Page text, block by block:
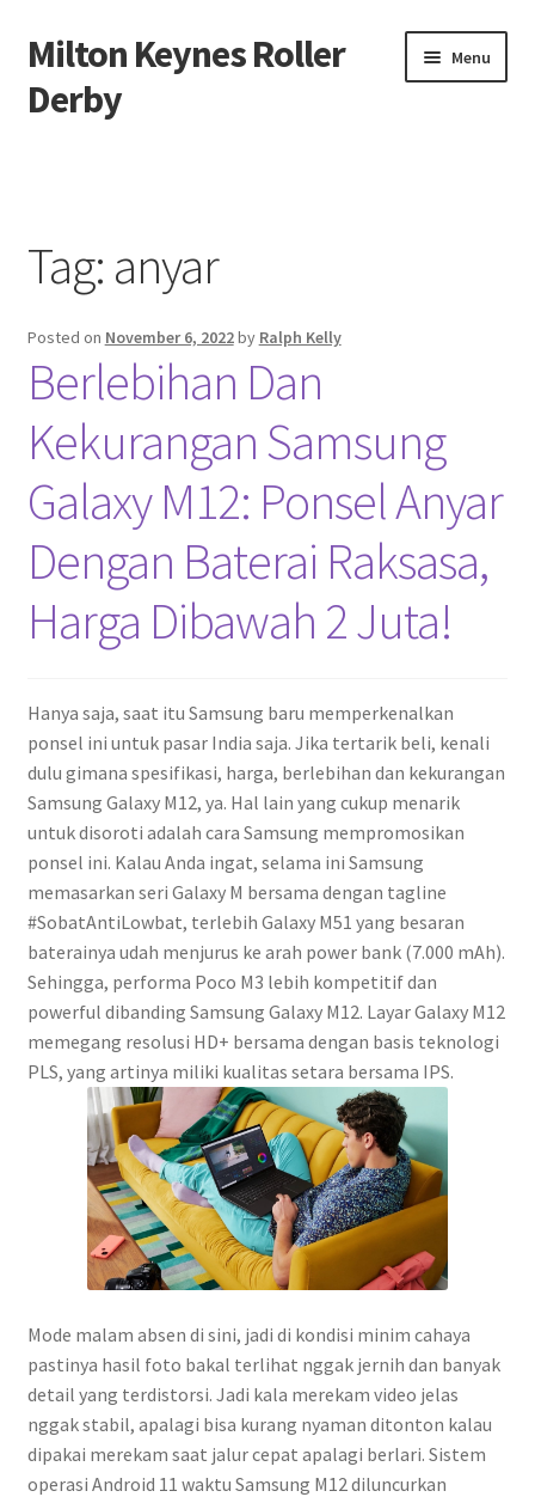
Skip
to
navigation
Skip
to
content
Milton Keynes Roller
Derby
Menu
Contact us
Privacy Policy
Tag: anyar
Posted on November 6, 2022by Ralph Kelly
Berlebihan Dan
Kekurangan Samsung
Galaxy M12: Ponsel Anyar
Dengan Baterai Raksasa,
Harga Dibawah 2 Juta!
Hanya saja, saat itu Samsung baru memperkenalkan
ponsel ini untuk pasar India saja. Jika tertarik beli, kenali
dulu gimana spesifikasi, harga, berlebihan dan kekurangan
Samsung Galaxy M12, ya. Hal lain yang cukup menarik
untuk disoroti adalah cara Samsung mempromosikan
ponsel ini. Kalau Anda ingat, selama ini Samsung
memasarkan seri Galaxy M bersama dengan tagline
#SobatAntiLowbat, terlebih Galaxy M51 yang besaran
baterainya udah menjurus ke arah power bank (7.000 mAh).
Sehingga, performa Poco M3 lebih kompetitif dan
powerful dibanding Samsung Galaxy M12. Layar Galaxy M12
memegang resolusi HD+ bersama dengan basis teknologi
PLS, yang artinya miliki kualitas setara bersama IPS.
Mode malam absen di sini, jadi di kondisi minim cahaya
pastinya hasil foto bakal terlihat nggak jernih dan banyak
detail yang terdistorsi. Jadi kala merekam video jelas
nggak stabil, apalagi bisa kurang nyaman ditonton kalau
dipakai merekam saat jalur cepat apalagi berlari. Sistem
operasi Android 11 waktu Samsung M12 diluncurkan